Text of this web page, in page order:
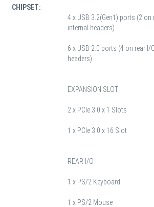
CHIPSET:
4 x USB 3.2(Gen1) ports (2 on
internal headers)
6 x USB 2.0 ports (4 on rear I/
headers)
EXPANSION SLOT
2 x PCIe 3.0 x 1 Slots
1 x PCIe 3.0 x 16 Slot
REAR I/O
1 x PS/2 Keyboard
1 x PS/2 Mouse